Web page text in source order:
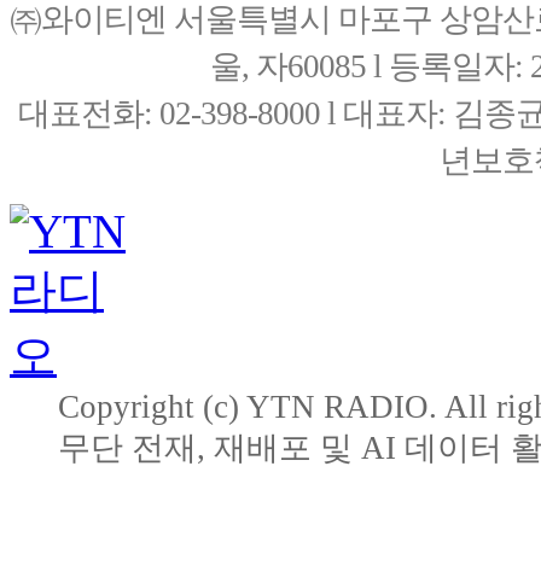
㈜와이티엔 서울특별시 마포구 상암
울, 자60085 l 등록일자:
대표전화: 02-398-8000 l 대표자: 김종
년보
Copyright (c) YTN RADIO. All
무단 전재, 재배포 및 AI 데이터